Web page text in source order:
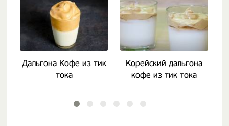
Дальгона Кофе из тик
тока
Корейский дальгона
кофе из тик тока